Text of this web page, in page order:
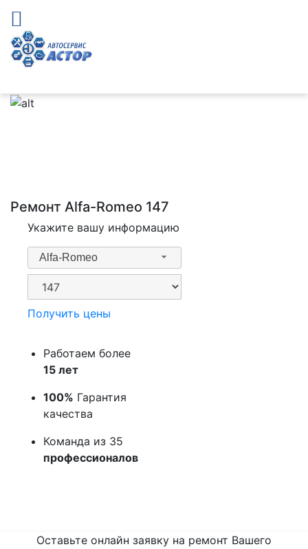
Ремонт Alfa-Romeo 147
Укажите вашу информацию
Alfa-Romeo
Получить цены
Работаем более
15 лет
100% Гарантия
качества
Команда из 35
профессионалов
Оставьте онлайн заявку на ремонт Вашего